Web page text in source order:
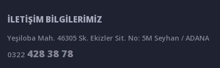
İLETİŞİM BİLGİLERİMİZ
Yeşiloba Mah. 46305 Sk. Ekizler Sit. No: 5M Seyhan / ADANA
0322 428 38 78